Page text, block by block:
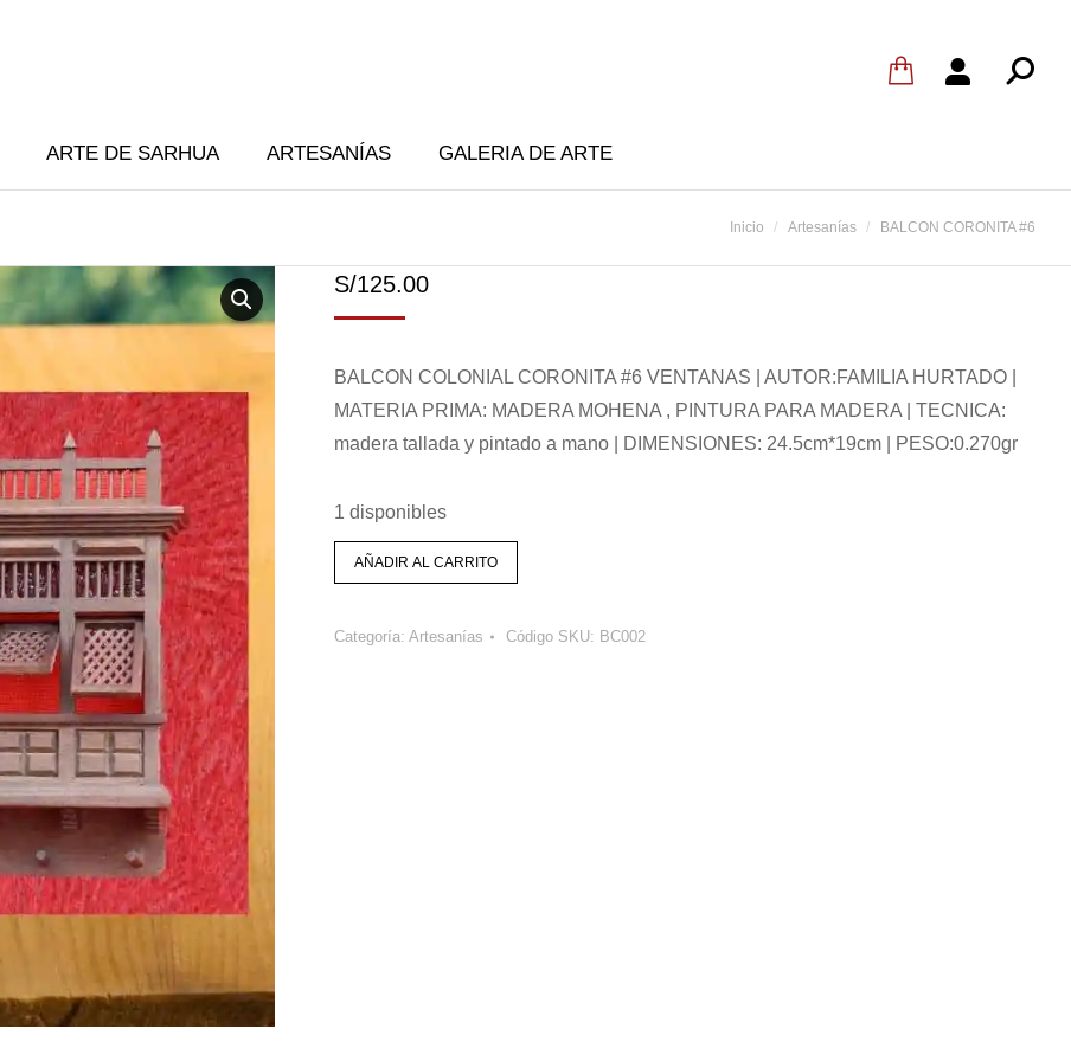
ARTE DE SARHUA ARTESANÍAS GALERIA DE ARTE
Estás aquí:
Inicio Artesanías BALCON CORONITA #6
S/125.00
BALCON COLONIAL CORONITA #6 VENTANAS | AUTOR:FAMILIA HURTADO |
MATERIA PRIMA: MADERA MOHENA , PINTURA PARA MADERA | TECNICA:
madera tallada y pintado a mano | DIMENSIONES: 24.5cm*19cm | PESO:0.270gr
1 disponibles
AÑADIR AL CARRITO
Categoría: Artesanías Código SKU: BC002